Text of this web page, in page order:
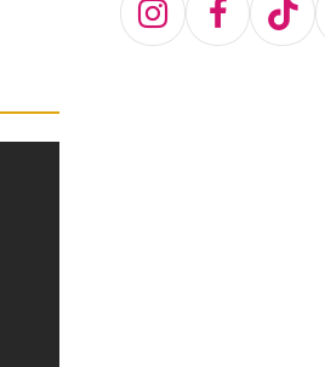
Instagram